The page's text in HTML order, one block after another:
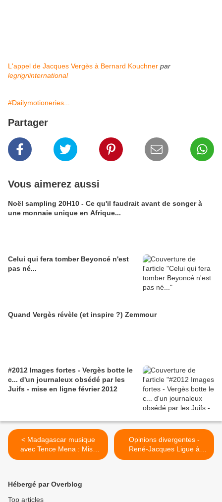
L'appel de Jacques Vergès à Bernard Kouchner par
legrigriinternational
#Dailymotioneries...
Partager
Vous aimerez aussi
Noël sampling 20H10 - Ce qu'il faudrait avant de songer à
une monnaie unique en Afrique...
Celui qui fera tomber Beyoncé n'est
pas né...
Quand Vergès révèle (et inspire ?) Zemmour
#2012 Images fortes - Vergès botte le
c... d'un journaleux obsédé par les
Juifs - mise en ligne février 2012
< Madagascar musique
avec Tence Mena : Misy
raha tsy pare
Opinions divergentes -
René-Jacques Ligue à
propos de Mugabe et de
Hébergé par Overblog
Top articles